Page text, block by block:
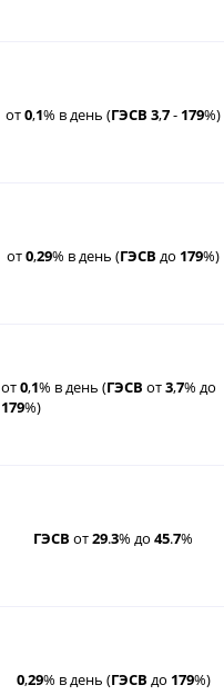
от0,1% в день (ГЭСВ 3,7- 179%)
от0,29% в день (ГЭСВ до 179%)
от0,1% в день (ГЭСВ от3,7% до
179%)
ГЭСВ от29.3% до45.7%
0,29% в день (ГЭСВ до 179%)